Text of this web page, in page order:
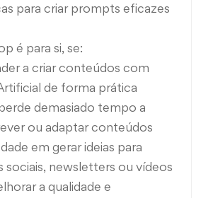
para criar prompts eficazes
é para si, se:
a criar conteúdos com
de forma prática
demasiado tempo a
ou adaptar conteúdos
em gerar ideias para
sociais, newsletters ou vídeos
a qualidade e